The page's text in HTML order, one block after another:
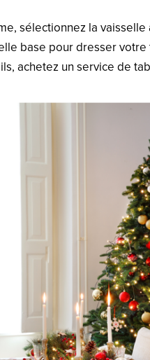
sélectionnez la
base pour dresser
achetez un service de